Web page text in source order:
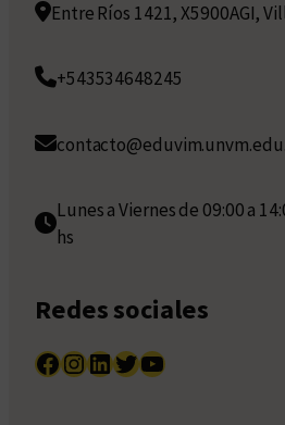
Entre Ríos 1421, X5900AGI,
+543534648245
Lunes a Viernes de 09:00 a
hs
Redes sociales
Facebook InstagramLinkedIn Twitter YouTube